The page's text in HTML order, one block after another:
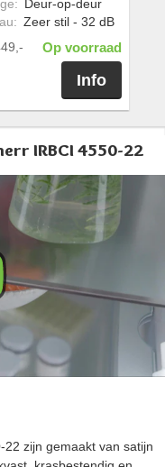
: Deur-op-deur
: Zeer stil - 32 dB
Op voorraad
Info
IRBCI 4550-22
zijn gemaakt van satijn